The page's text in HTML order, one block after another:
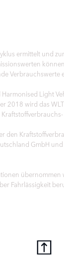
ermittelt und zur
Verbrauchswerte
Light
2018 wird das
den
GmbH und
übernommen
Fahrlässigkeit